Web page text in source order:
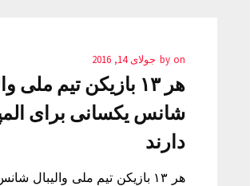
by on جولای 14, 2016
هر ۱۳ بازیکن تیم ملی
شانس یکسانی برای
دارند
هر ۱۳ بازیکن تیم ملی والیبال